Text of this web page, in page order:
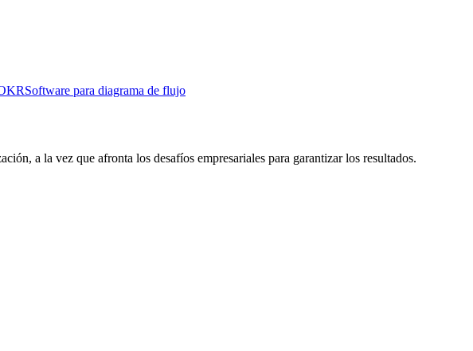
Software para diagrama de flujo
a la vez que afronta los desafíos empresariales para garantizar los resultados.